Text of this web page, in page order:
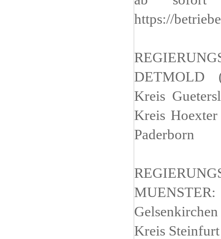
https://
DETMOLD
Kreis
Kreis
Paderborn
Kreis